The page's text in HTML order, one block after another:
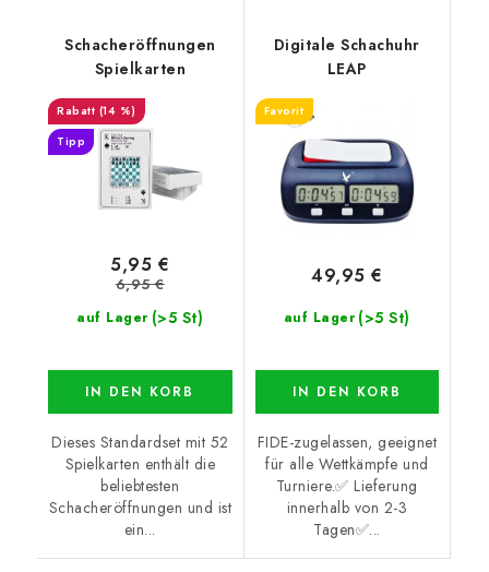
Schacheröffnungen
Spielkarten
(14 %)
Tipp
auf Lager (>5 St)
5,95 €
6,95 €
IN DEN KORB
Dieses Standardset mit 52
Spielkarten enthält die
beliebtesten
Schacheröffnungen und ist
ein...
Digitale Schachuhr
LEAP
Favorit
auf Lager (>5 St)
49,95 €
IN DEN KORB
FIDE-zugelassen, geeignet
für alle Wettkämpfe und
Turniere.✅ Lieferung
innerhalb von 2-3
Tagen✅...